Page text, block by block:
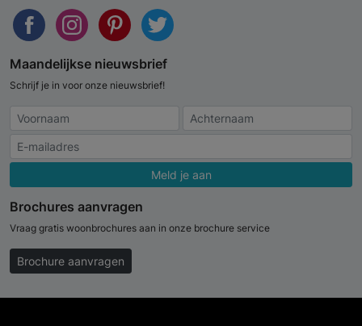
Maandelijkse nieuwsbrief
Schrijf je in voor onze nieuwsbrief!
Meld je aan
Brochures aanvragen
Vraag gratis woonbrochures aan in onze brochure service
Brochure aanvragen